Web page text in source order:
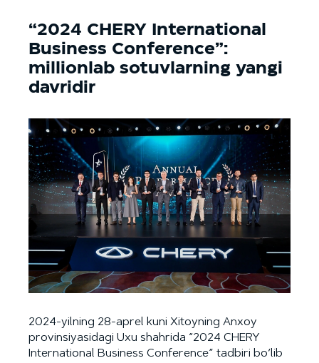
“2024 CHERY International
Business Conference”:
millionlab sotuvlarning yangi
davridir
2024-yilning 28-aprel kuni Xitoyning Anxoy
provinsiyasidagi Uxu shahrida “2024 CHERY
International Business Conference” tadbiri bo‘lib